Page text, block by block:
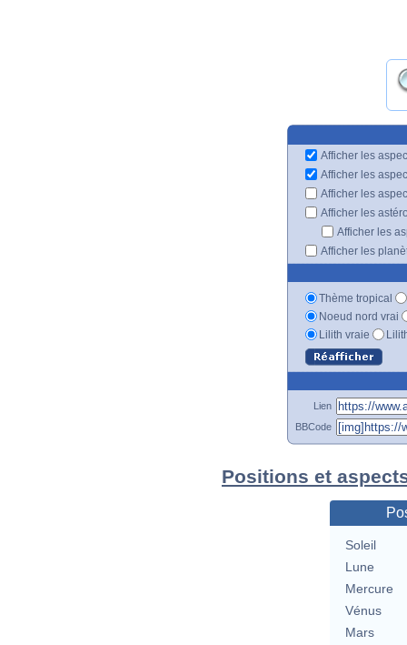
Afficher les
Afficher les
Afficher les
Afficher les
Afficher les
Afficher les
Thème tropical
Noeud nord vrai
Lilith vraie
Lien
BBCode
Positions et
Soleil
Lune
Mercure
Vénus
Mars